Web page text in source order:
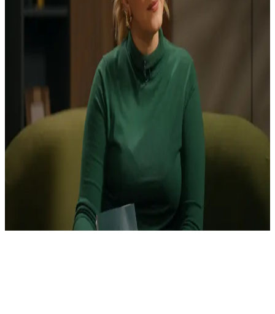
Le Canapé Vert : le podcast qui explore l’art de
vivre et la réussite en Algérie